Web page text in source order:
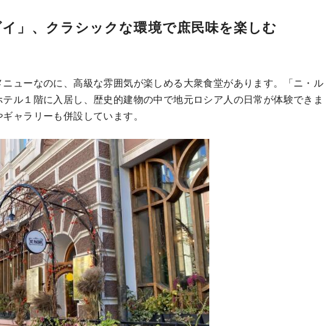
」、クラシックな環境で庶民味を楽しむ
ューなのに、高級な雰囲気が楽しめる大衆食堂があります。「ニ・ル
ル１階に入居し、歴史的建物の中で地元ロシア人の日常が体験できま
ャラリーも併設しています。